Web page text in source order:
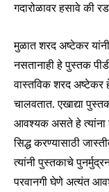
गदारोळावर हसावे की
मुळात शरद अष्टेकर
नसतानाही हे पुस्तक
वास्तविक शरद अष्टेकर
चालवतात. एखाद्या
आवश्यक असते हे त्यांना
सिद्ध करण्यासाठी
त्यांनी पुस्तकाचे
परवानगी घेणे अत्यंत